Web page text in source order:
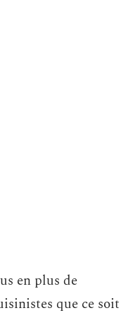
en plus de
que ce soit